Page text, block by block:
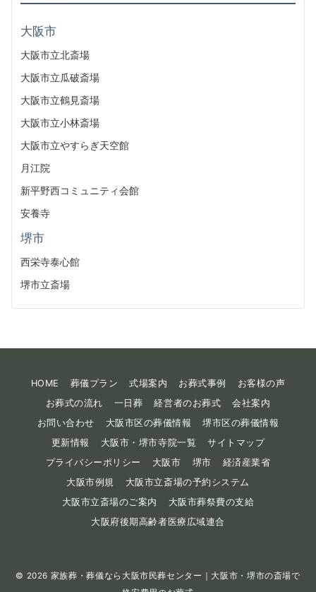
大阪市
大阪市立北斎場
大阪市立瓜破斎場
大阪市立鶴見斎場
大阪市立小林斎場
大阪市立やすらぎ天空館
月江院
新平野西コミュニティ会館
安養寺
堺市
西栄寺泰心館
堺市立斎場
HOME 葬儀プラン 式場案内 お葬式事例
お客様の声
お葬式の流れ
一日葬 経営者のお葬式
会社案内
お問い合わせ
大阪市区の葬儀情報
堺市区の葬儀情報
更新情報
大阪市・堺市寺院一覧
サイトマップ
プライバシーポリシー
大阪市 堺市
経済産業省
大阪市例規
大阪市立斎場の予約システム
大阪市立斎場のご案内
大阪市葬祭費の支給
大阪府後期高齢者医療広域連合
© 2026 家族葬・葬儀なら大阪市民葬センター｜大阪市・堺市の斎場で